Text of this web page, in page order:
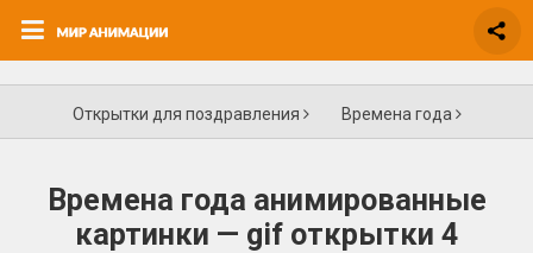
Открытки для поздравления Времена года
Времена года анимированные
картинки — gif открытки 4